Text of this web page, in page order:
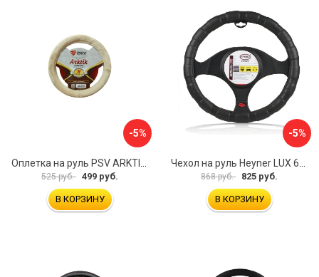
-5%
525 руб. 499 руб.
В КОРЗИНУ
-5%
868 руб. 825 руб.
В КОРЗИНУ